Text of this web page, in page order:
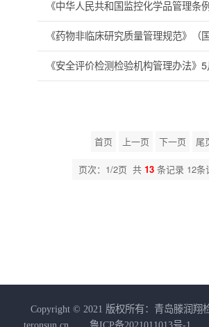
首页 上一页 下一页 尾
页次：1/2页 共 13条记录 12条
Copyright © 2021 版权所有：青岛滕润翔